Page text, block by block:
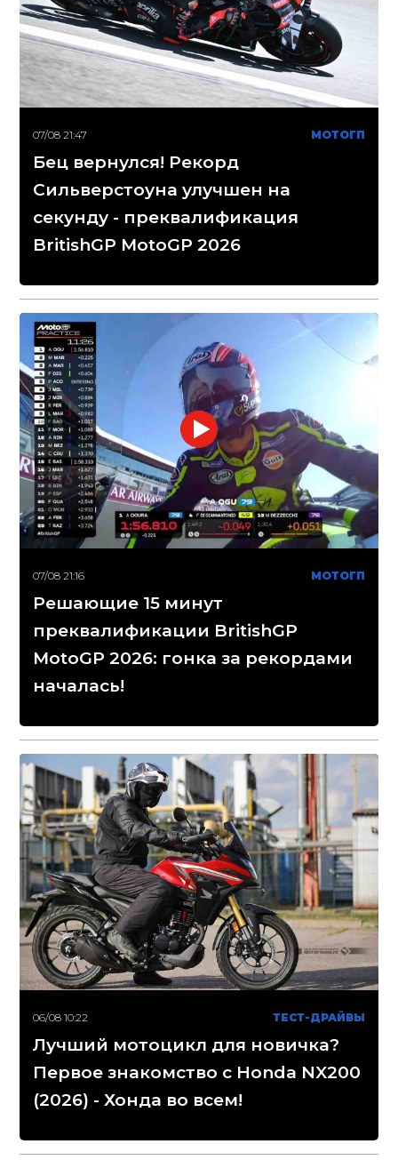
07/08 21:47 МОТОГП
Бец вернулся! Рекорд
Сильверстоуна улучшен на
секунду - преквалификация
BritishGP MotoGP 2026
07/08 21:16 МОТОГП
Решающие 15 минут
преквалификации BritishGP
MotoGP 2026: гонка за рекордами
началась!
06/08 10:22 ТЕСТ-ДРАЙВЫ
Лучший мотоцикл для новичка?
Первое знакомство с Honda NX200
(2026) - Хонда во всем!